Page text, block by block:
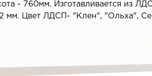
- 760мм. Изготавливается из
мм. Цвет ЛДСП- "Клен", "Ольха",